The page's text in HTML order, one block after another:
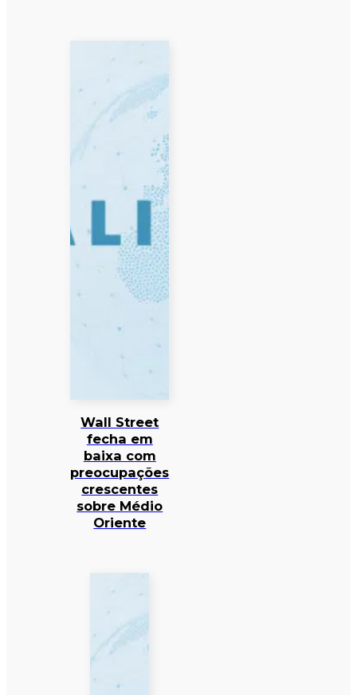
Wall Street
fecha em
baixa com
preocupações
crescentes
sobre Médio
Oriente